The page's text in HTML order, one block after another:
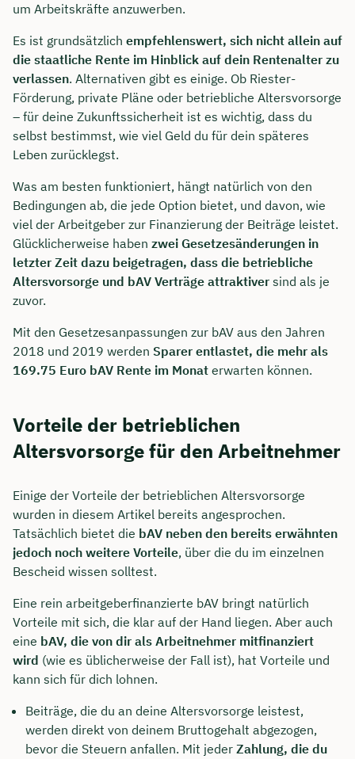
um Arbeitskräfte anzuwerben.
Es ist grundsätzlich empfehlenswert, sich nicht allein auf
die staatliche Rente im Hinblick auf dein Rentenalter zu
verlassen. Alternativen gibt es einige. Ob Riester-
Förderung, private Pläne oder betriebliche Altersvorsorge
– für deine Zukunftssicherheit ist es wichtig, dass du
selbst bestimmst, wie viel Geld du für dein späteres
Leben zurücklegst.
Was am besten funktioniert, hängt natürlich von den
Bedingungen ab, die jede Option bietet, und davon, wie
viel der Arbeitgeber zur Finanzierung der Beiträge leistet.
Glücklicherweise haben zwei Gesetzesänderungen in
letzter Zeit dazu beigetragen, dass die betriebliche
Altersvorsorge und bAV Verträge attraktiver sind als je
zuvor.
Mit den Gesetzesanpassungen zur bAV aus den Jahren
2018 und 2019 werden Sparer entlastet, die mehr als
169.75 Euro bAV Rente im Monat erwarten können.
Vorteile der betrieblichen
Altersvorsorge für den Arbeitnehmer
Einige der Vorteile der betrieblichen Altersvorsorge
wurden in diesem Artikel bereits angesprochen.
Tatsächlich bietet die bAV neben den bereits erwähnten
jedoch noch weitere Vorteile, über die du im einzelnen
Bescheid wissen solltest.
Eine rein arbeitgeberfinanzierte bAV bringt natürlich
Vorteile mit sich, die klar auf der Hand liegen. Aber auch
eine bAV, die von dir als Arbeitnehmer mitfinanziert
wird (wie es üblicherweise der Fall ist), hat Vorteile und
kann sich für dich lohnen.
Beiträge, die du an deine Altersvorsorge leistest,
werden direkt von deinem Bruttogehalt abgezogen,
bevor die Steuern anfallen. Mit jeder Zahlung, die du